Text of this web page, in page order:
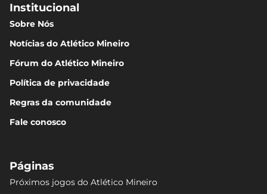
Institucional
Sobre Nós
Notícias do Atlético Mineiro
Fórum do Atlético Mineiro
Política de privacidade
Regras da comunidade
Fale conosco
Páginas
Próximos jogos do Atlético Mineiro